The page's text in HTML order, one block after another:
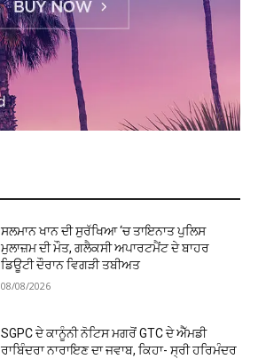
ਸਲਮਾਨ ਖਾਨ ਦੀ ਸੁਰੱਖਿਆ ‘ਚ ਤਾਇਨਾਤ ਪੁਲਿਸ
ਮੁਲਾਜ਼ਮ ਦੀ ਮੌਤ, ਗਲੈਕਸੀ ਅਪਾਰਟਮੈਂਟ ਦੇ ਬਾਹਰ
ਡਿਊਟੀ ਦੌਰਾਨ ਵਿਗੜੀ ਤਬੀਅਤ
08/08/2026
SGPC ਦੇ ਕਾਨੂੰਨੀ ਨੋਟਿਸ ਮਗਰੋਂ GTC ਦੇ ਐੱਮਡੀ
ਰਾਬਿੰਦਰਾ ਨਾਰਾਇਣ ਦਾ ਜਵਾਬ, ਕਿਹਾ- ਸ੍ਰੀ ਹਰਿਮੰਦਰ